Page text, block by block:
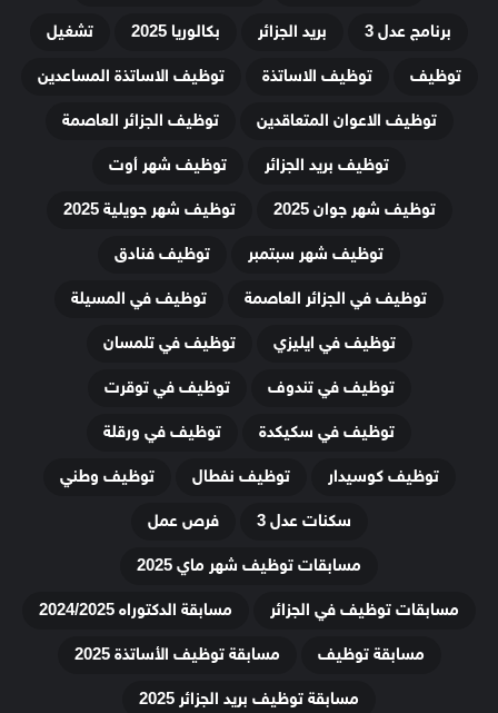
برنامج عدل 3
بريد الجزائر بكالوريا 2025
تشغيل
توظيف
توظيف الاساتذة
توظيف الاساتذة المساعدين
توظيف الاعوان المتعاقدين
توظيف الجزائر العاصمة
توظيف بريد الجزائر
توظيف شهر أوت
توظيف شهر جوان 2025
توظيف شهر جويلية 2025
توظيف شهر سبتمبر
توظيف فنادق
توظيف في الجزائر العاصمة
توظيف في المسيلة
توظيف في ايليزي
توظيف في تلمسان
توظيف في تندوف
توظيف في توقرت
توظيف في سكيكدة
توظيف في ورقلة
توظيف كوسيدار
توظيف نفطال
توظيف وطني
سكنات عدل 3
فرص عمل
مسابقات توظيف شهر ماي 2025
مسابقات توظيف في الجزائر
مسابقة الدكتوراه 2024/2025
مسابقة توظيف
مسابقة توظيف الأساتذة 2025
مسابقة توظيف بريد الجزائر 2025